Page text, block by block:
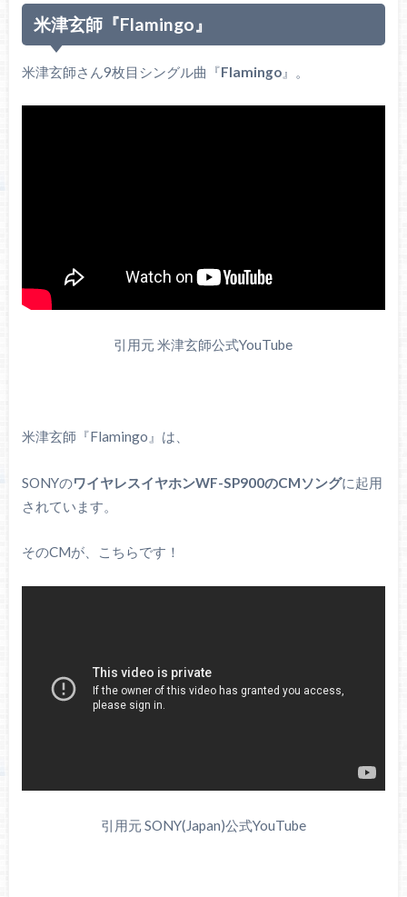
米津玄師『Flamingo』
米津玄師さん9枚目シングル曲『Flamingo』。
引用元 米津玄師公式YouTube
米津玄師『Flamingo』は、
SONYのワイヤレスイヤホンWF-SP900のCMソングに起用
されています。
そのCMが、こちらです！
引用元 SONY(Japan)公式YouTube